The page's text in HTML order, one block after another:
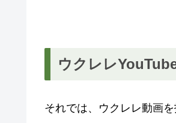
ウクレレ
それでは、ウクレレ動画